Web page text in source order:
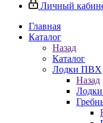
Личный
Главная
Каталог
Назад
Каталог
Лодки ПВХ
Назад